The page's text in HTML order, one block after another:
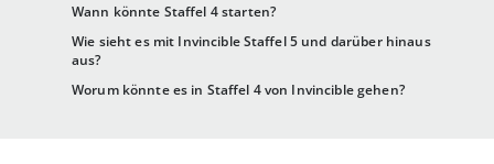
Wann könnte Staffel 4 starten?
Wie sieht es mit Invincible Staffel 5 und darüber hinaus
aus?
Worum könnte es in Staffel 4 von Invincible gehen?